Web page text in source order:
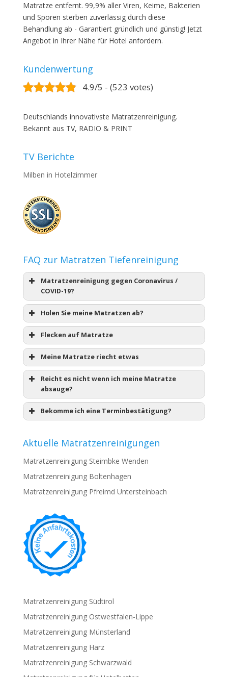
Matratze entfernt. 99,9% aller Viren, Keime, Bakterien
und Sporen sterben zuverlässig durch diese
Behandlung ab - Garantiert gründlich und günstig! Jetzt
Angebot in Ihrer Nähe für Hotel anfordern.
Kundenwertung
4.9/5 - (523 votes)
Deutschlands innovativste Matratzenreinigung.
Bekannt aus TV, RADIO & PRINT
TV Berichte
Milben in Hotelzimmer
FAQ zur Matratzen Tiefenreinigung
Matratzenreinigung gegen Coronavirus /
COVID-19?
Holen Sie meine Matratzen ab?
Flecken auf Matratze
Meine Matratze riecht etwas
Reicht es nicht wenn ich meine Matratze
absauge?
Bekomme ich eine Terminbestätigung?
Aktuelle Matratzenreinigungen
Matratzenreinigung Steimbke Wenden
Matratzenreinigung Boltenhagen
Matratzenreinigung Pfreimd Untersteinbach
Matratzenreinigung Südtirol
Matratzenreinigung Ostwestfalen-Lippe
Matratzenreinigung Münsterland
Matratzenreinigung Harz
Matratzenreinigung Schwarzwald